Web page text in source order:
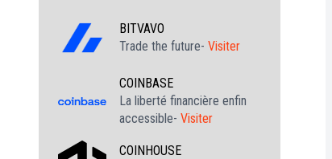
BITVAVO
Trade the future- Visiter
COINBASE
La liberté financière enfin
accessible- Visiter
COINHOUSE